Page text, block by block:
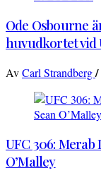
Ode Osbourne
huvudkortet vid
AvCarl Strandberg/
UFC 306:
O’Malley